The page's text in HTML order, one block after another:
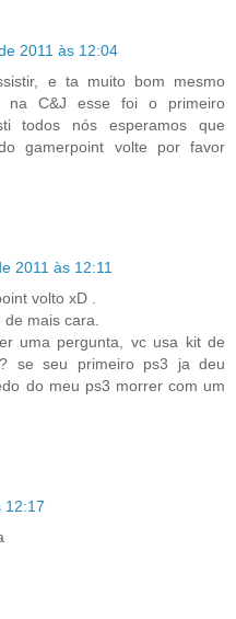
2011 às 12:04
e ta muito bom mesmo
C&J esse foi o primeiro
todos nós esperamos que
gamerpoint volte por favor
2011 às 12:11
volto xD .
mais cara.
uma pergunta, vc usa kit de
se seu primeiro ps3 ja deu
do meu ps3 morrer com um
12:17